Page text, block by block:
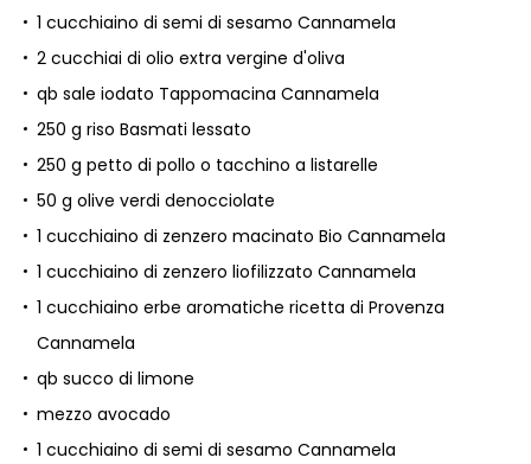
1 cucchiaino di semi di sesamo Cannamela
2 cucchiai di olio extra vergine d'oliva
qb sale iodato Tappomacina Cannamela
250 g riso Basmati lessato
250 g petto di pollo o tacchino a listarelle
50 g olive verdi denocciolate
1 cucchiaino di zenzero macinato Bio Cannamela
1 cucchiaino di zenzero liofilizzato Cannamela
1 cucchiaino erbe aromatiche ricetta di Provenza
Cannamela
qb succo di limone
mezzo avocado
1 cucchiaino di semi di sesamo Cannamela